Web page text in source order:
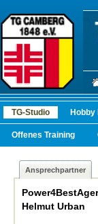
TG-Studio Hobby
Offenes Training
Ansprechpartner
Power4BestAger
Helmut Urban